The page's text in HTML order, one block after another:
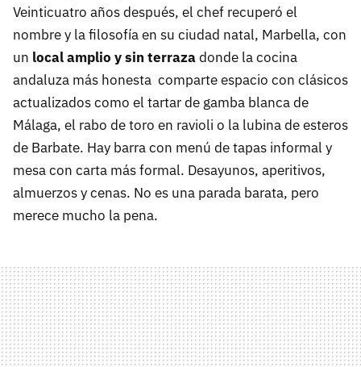
Veinticuatro años después, el chef recuperó el
nombre y la filosofía en su ciudad natal, Marbella, con
un local amplio y sin terrazadonde la cocina
andaluza más honesta comparte espacio con clásicos
actualizados como el tartar de gamba blanca de
Málaga, el rabo de toro en ravioli o la lubina de esteros
de Barbate. Hay barra con menú de tapas informal y
mesa con carta más formal. Desayunos, aperitivos,
almuerzos y cenas. No es una parada barata, pero
merece mucho la pena.